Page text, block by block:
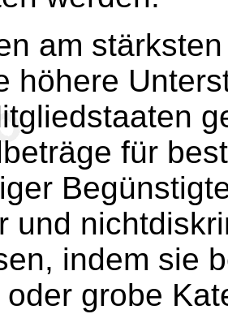
am
höhere
für
und
indem sie
grobe